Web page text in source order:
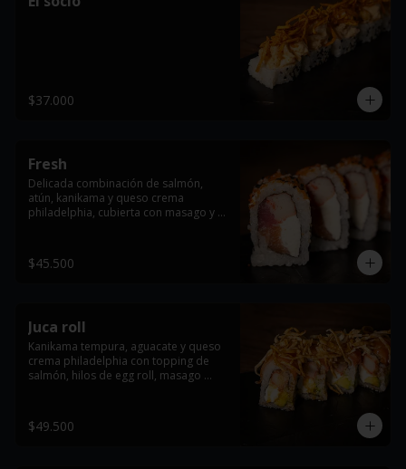
$37.000
Fresh
Delicada combinación de salmón,
atún, kanikama y queso crema
philadelphia, cubierta con masago y
$45.500
Juca roll
Kanikama tempura, aguacate y queso
crema philadelphia con topping de
salmón, hilos de egg roll, masago
$49.500